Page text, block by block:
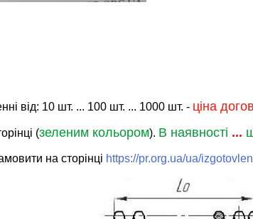
від: 10 шт. ... 100 шт. ... 1000 шт. - ціна
(зеленим кольором). В наявності ...
на сторінці https://pr.org.ua/ua/